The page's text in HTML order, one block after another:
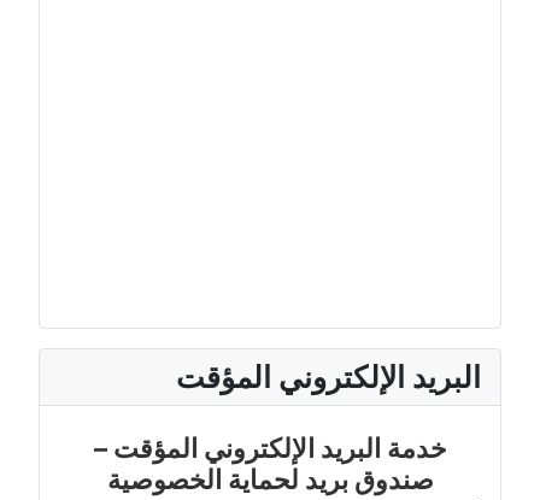
البريد الإلكتروني المؤقت
خدمة البريد الإلكتروني المؤقت –
صندوق بريد لحماية الخصوصية